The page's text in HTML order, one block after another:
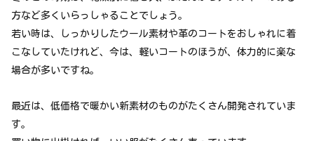
方など多くいらっしゃることでしょう。
若い時は、しっかりしたウール素材や革のコートをおしゃれに着
こなしていたけれど、今は、軽いコートのほうが、体力的に楽な
場合が多いですね。
最近は、低価格で暖かい新素材のものがたくさん開発されていま
す。